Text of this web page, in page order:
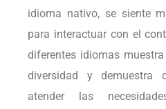
idioma nativo, se siente
para interactuar con el
diferentes idiomas
diversidad y demuestra
atender las